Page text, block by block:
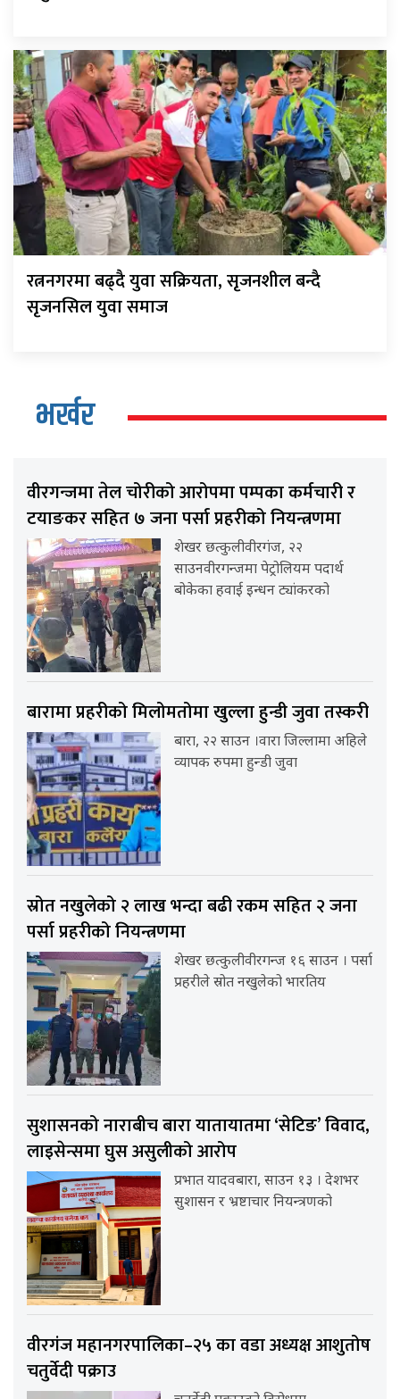
रत्ननगरमा बढ्दै युवा सक्रियता, सृजनशील बन्दै
सृजनसिल युवा समाज
भर्खर
वीरगन्जमा तेल चोरीको आरोपमा पम्पका कर्मचारी र
टयाङकर सहित ७ जना पर्सा प्रहरीको नियन्त्रणमा
शेखर छत्कुलीवीरगंज, २२
साउनवीरगन्जमा पेट्रोलियम पदार्थ
बोकेका हवाई इन्धन ट्यांकरको
बारामा प्रहरीको मिलोमतोमा खुल्ला हुन्डी जुवा तस्करी
बारा, २२ साउन ।वारा जिल्लामा अहिले
व्यापक रुपमा हुन्डी जुवा
स्रोत नखुलेको २ लाख भन्दा बढी रकम सहित २ जना
पर्सा प्रहरीको नियन्त्रणमा
शेखर छत्कुलीवीरगन्ज १६ साउन । पर्सा
प्रहरीले स्रोत नखुलेको भारतिय
सुशासनको नाराबीच बारा यातायातमा ‘सेटिङ’ विवाद,
लाइसेन्समा घुस असुलीको आरोप
प्रभात यादवबारा, साउन १३ । देशभर
सुशासन र भ्रष्टाचार नियन्त्रणको
वीरगंज महानगरपालिका–२५ का वडा अध्यक्ष आशुतोष
चतुर्वेदी पक्राउ